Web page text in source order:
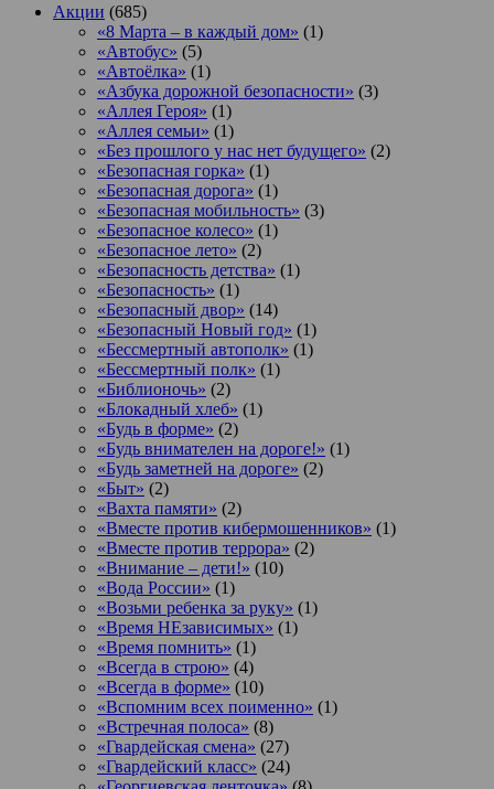
Акции (685)
«8 Марта – в каждый дом» (1)
«Автобус» (5)
«Автоёлка» (1)
«Азбука дорожной безопасности» (3)
«Аллея Героя» (1)
«Аллея семьи» (1)
«Без прошлого у нас нет будущего» (2)
«Безопасная горка» (1)
«Безопасная дорога» (1)
«Безопасная мобильность» (3)
«Безопасное колесо» (1)
«Безопасное лето» (2)
«Безопасность детства» (1)
«Безопасность» (1)
«Безопасный двор» (14)
«Безопасный Новый год» (1)
«Бессмертный автополк» (1)
«Бессмертный полк» (1)
«Библионочь» (2)
«Блокадный хлеб» (1)
«Будь в форме» (2)
«Будь внимателен на дороге!» (1)
«Будь заметней на дороге» (2)
«Быт» (2)
«Вахта памяти» (2)
«Вместе против кибермошенников» (1)
«Вместе против террора» (2)
«Внимание – дети!» (10)
«Вода России» (1)
«Возьми ребенка за руку» (1)
«Время НЕзависимых» (1)
«Время помнить» (1)
«Всегда в строю» (4)
«Всегда в форме» (10)
«Вспомним всех поименно» (1)
«Встречная полоса» (8)
«Гвардейская смена» (27)
«Гвардейский класс» (24)